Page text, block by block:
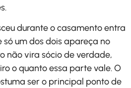
durante o casamento entra
um dos dois apareça no
não vira sócio de verdade,
o quanto essa parte vale. O
ser o principal ponto de